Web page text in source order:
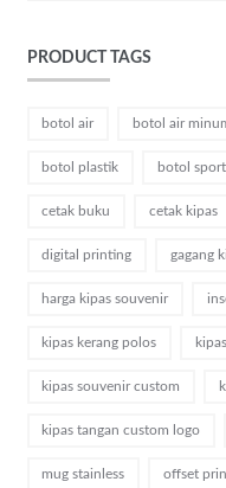
PRODUCT TAGS
botol air botol air
botol plastik botol sport
cetak buku cetak kipas
digital printing gagang
harga kipas souvenir
kipas kerang polos
kipas souvenir custom
kipas tangan custom logo
mug stainless offset